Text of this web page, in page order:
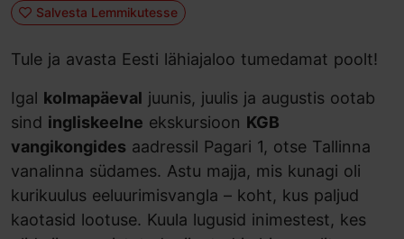
Salvesta Lemmikutesse
Tule ja avasta Eesti lähiajaloo tumedamat poolt!
Igal kolmapäeval juunis, juulis ja augustis ootab
sind ingliskeelne ekskursioon KGB
vangikongides aadressil Pagari 1, otse Tallinna
vanalinna südames. Astu majja, mis kunagi oli
kurikuulus eeluurimisvangla – koht, kus paljud
kaotasid lootuse. Kuula lugusid inimestest, kes